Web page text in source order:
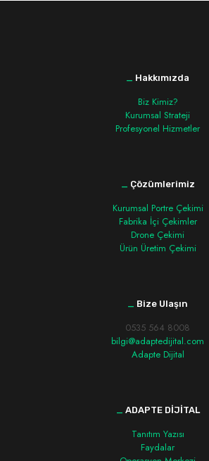
_ Hakkımızda
Biz Kimiz?
Kurumsal Strateji
Profesyonel Hizmetler
_ Çözümlerimiz
Kurumsal Portre Çekimi
Fabrika İçi Çekimler
Drone Çekimi
Ürün Üretim Çekimi
_ Bize Ulaşın
0535 564 8008
bilgi@adaptedijital.com
Adapte Dijital
_ ADAPTE DİJİTAL
Tanıtım Yazısı
Faydalar